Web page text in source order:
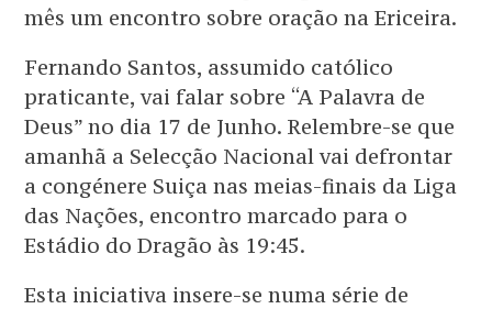
mês um encontro sobre oração na Ericeira.
Fernando Santos, assumido católico
praticante, vai falar sobre “A Palavra de
Deus” no dia 17 de Junho. Relembre-se que
amanhã a Selecção Nacional vai defrontar
a congénere Suiça nas meias-finais da Liga
das Nações, encontro marcado para o
Estádio do Dragão às 19:45.
Esta iniciativa insere-se numa série de